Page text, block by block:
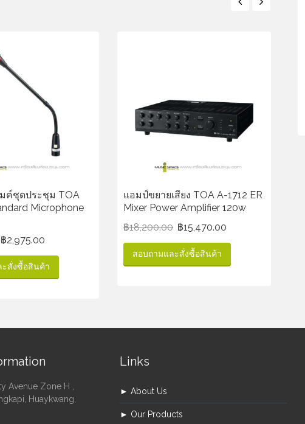
ค์ชุดประชุม TOA
Microphone
฿2,975.00
ะสั่งซื้อสินค้า
แอมป์ขยายเสียง TOA A-1712 ER
Mixer Power Amplifier 120w
฿18,200.00 ฿15,470.00
สอบถามและสั่งซื้อสินค้า
Avenue Zone H ,
Huaykwang,
Links
► About Us
► Our Products